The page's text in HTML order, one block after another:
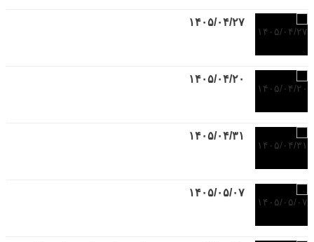
۱۴۰۵/۰۴/۲۷
۱۴۰۵/۰۴/۲۰
۱۴۰۵/۰۴/۳۱
۱۴۰۵/۰۵/۰۷